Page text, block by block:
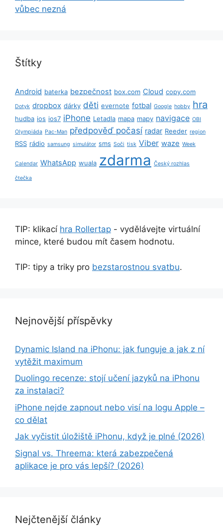
vůbec nezná
Štítky
Android baterka bezpečnost box.com Cloud copy.com
Dotyk dropbox dárky děti evernote fotbal Google hobby hra
hudba ios ios7 iPhone Letadla mapa mapy navigace OBI
Olympiáda Pac-Man předpověď počasí radar Reeder region
RSS rádio samsung simulátor sms Soči tisk Viber waze Week
Calendar WhatsApp wuala zdarma Český rozhlas
čtečka
TIP: klikací hra Rollertap - vydělávejte virtuální
mince, které budou mít časem hodnotu.
TIP: tipy a triky pro bezstarostnou svatbu.
Nejnovější příspěvky
Dynamic Island na iPhonu: jak funguje a jak z ní
vytěžit maximum
Duolingo recenze: stojí učení jazyků na iPhonu
za instalaci?
iPhone nejde zapnout nebo visí na logu Apple –
co dělat
Jak vyčistit úložiště iPhonu, když je plné (2026)
Signal vs. Threema: která zabezpečená
aplikace je pro vás lepší? (2026)
Nejčtenější články